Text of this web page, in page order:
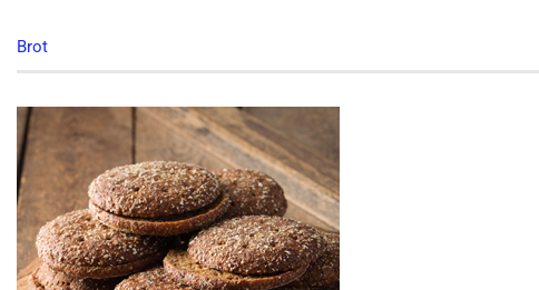
FRUCHTGUMMI - GELEEFRÜCHTE
KEKSE
KNABBEREIEN + SNACKS
LAKRITZ
PASTILLEN
PRALINEN
RIEGEL
Brot